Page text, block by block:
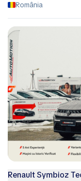
România
Renault Symbioz